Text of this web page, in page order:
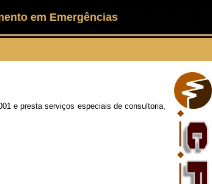
em Emergências
e presta serviços especiais de consultoria,